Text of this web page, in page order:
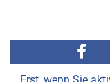
Erst, wenn Sie